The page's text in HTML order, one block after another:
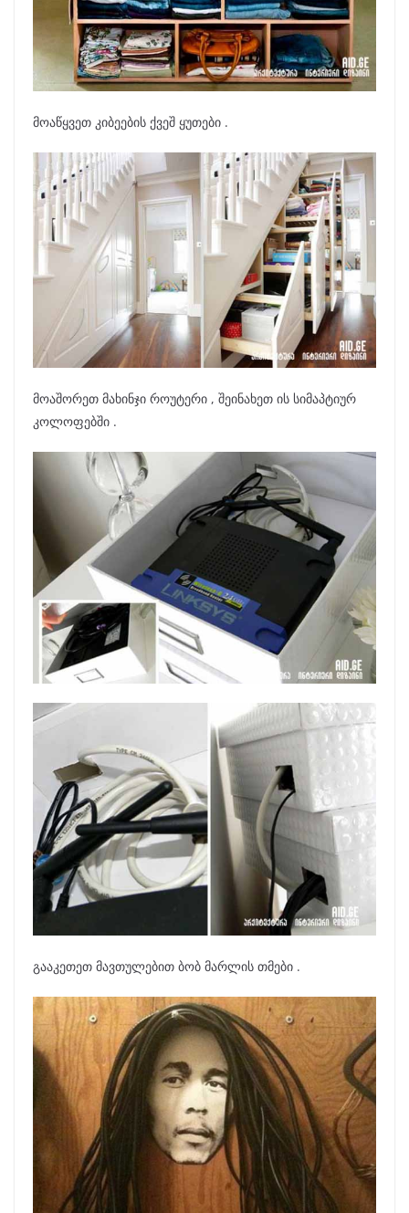
მოაწყვეთ კიბეების ქვეშ ყუთები .
მოაშორეთ მახინჯი როუტერი , შეინახეთ ის სიმაპტიურ
კოლოფებში .
გააკეთეთ მავთულებით ბობ მარლის თმები .